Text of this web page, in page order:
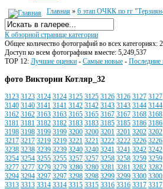
Главная » 6 этап ОЧКК по гг
К обзорной странице категории
Общее количество фотографий во всех категориях:
Доступ ко всем фотографиям вместе: 5,249,537
TOP 12: Лучшие оценки - Самые новые - Последние
фото Виктории Котляр_32
3123 3123 3124 3124 3125 3125 3126 3126 3127 3127
3140 3140 3141 3141 3142 3142 3143 3143 3144 3144
3162 3162 3163 3163 3165 3165 3167 3167 3168 3168
3181 3181 3182 3182 3183 3183 3185 3185 3186 3186
3198 3198 3199 3199 3200 3200 3201 3201 3202 3202
3217 3217 3219 3219 3221 3221 3222 3222 3226 3226
3238 3238 3239 3239 3240 3240 3241 3241 3242 3242
3254 3254 3255 3255 3257 3257 3258 3258 3259 3259
3277 3277 3279 3279 3280 3280 3281 3281 3282 3282
3294 3294 3297 3297 3298 3298 3299 3299 3300 3300
3313 3313 3314 3314 3315 3315 3316 3316 3317 3317